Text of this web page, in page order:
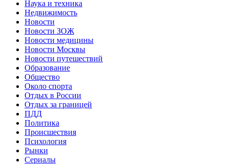
Наука и техника
Недвижимость
Новости
Новости ЗОЖ
Новости медицины
Новости Москвы
Новости путешествий
Образование
Общество
Около спорта
Отдых в России
Отдых за границей
ПДД
Политика
Происшествия
Психология
Рынки
Сериалы